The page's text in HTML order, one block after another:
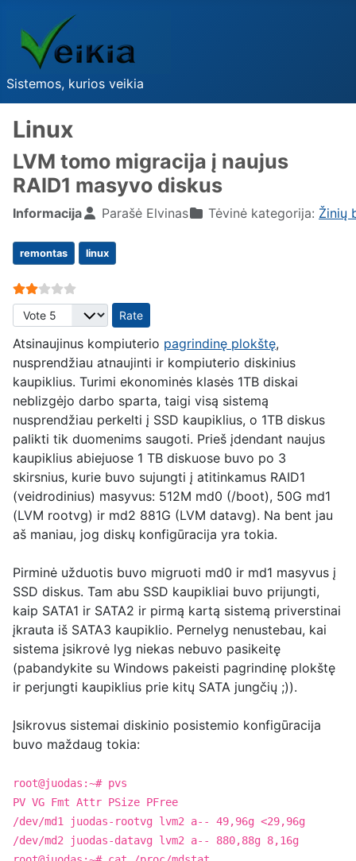
Sistemos, kurios veikia
Linux
LVM tomo migracija į naujus
RAID1 masyvo diskus
Informacija Parašė Elvinas Tėvinė kategorija: Žinių
remontas linux
User Rating:
Please Rate
Atsinaujinus kompiuterio pagrindinę plokštę,
nusprendžiau atnaujinti ir kompiuterio diskinius
kaupiklius. Turimi ekonominės klasės 1TB diskai
neblizgėjo darbo sparta, taigi visą sistemą
nusprendžiau perkelti į SSD kaupiklius, o 1TB diskus
palikti tik duomenims saugoti. Prieš įdendant naujus
kaupiklius abiejuose 1 TB diskuose buvo po 3
skirsnius, kurie buvo sujungti į atitinkamus RAID1
(veidrodinius) masyvus: 512M md0 (/boot), 50G md1
(LVM rootvg) ir md2 881G (LVM datavg). Na bent jau
aš maniau, jog diskų konfigūracija yra tokia.
Pirminė užduotis buvo migruoti md0 ir md1 masyvus į
SSD diskus. Tam abu SSD kaupikliai buvo prijungti,
kaip SATA1 ir SATA2 ir pirmą kartą sistemą priverstinai
įkrauta iš SATA3 kaupiklio. Pernelyg nenustebau, kai
sistema įsikrovė lyg niekas nebuvo pasikeitę
(pabandykite su Windows pakeisti pagrindinę plokštę
ir perjungti kaupiklius prie kitų SATA jungčių ;)).
Įsikrovus sistemai diskinio posistemio konfigūracija
buvo maždaug tokia:
root@juodas:~# pvs
PV VG Fmt Attr PSize PFree
/dev/md1 juodas-rootvg lvm2 a-- 49,96g <29,96g
/dev/md2 juodas-datavg lvm2 a-- 880,88g 8,16g